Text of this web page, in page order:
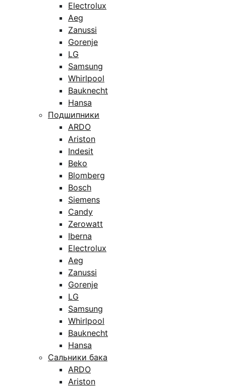
Electrolux
Aeg
Zanussi
Gorenje
LG
Samsung
Whirlpool
Bauknecht
Hansa
Подшипники
ARDO
Ariston
Indesit
Beko
Blomberg
Bosch
Siemens
Candy
Zerowatt
Iberna
Electrolux
Aeg
Zanussi
Gorenje
LG
Samsung
Whirlpool
Bauknecht
Hansa
Сальники бака
ARDO
Ariston